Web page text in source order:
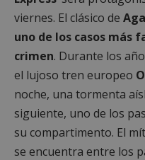
viernes. El clásico de
uno de los casos más
crimen. Durante los
el lujoso tren europeo
noche, una tormenta
siguiente, uno de los
su compartimento. El
se encuentra entre los